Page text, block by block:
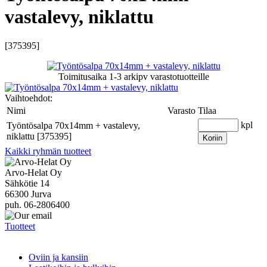
vastalevy, niklattu
[375395]
Toimitusaika 1-3 arkipvvarastotuotteille
Vaihtoehdot:
Nimi
Varasto Tilaa
Työntösalpa 70x14mm + vastalevy,
niklattu [375395]
kpl
Koriin
Kaikki ryhmän tuotteet
Arvo-Helat Oy
Sähkötie 14
66300 Jurva
puh. 06-2806400
Tuotteet
Oviin ja kansiin